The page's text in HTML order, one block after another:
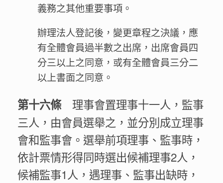
義務之其他重要事項。
辦理法人登記後，變更章程之決議，應
有全體會員過半數之出席，出席會員四
分三以上之同意，或有全體會員三分二
以上書面之同意。
第十六條理事會置理事十一人，監事
三人，由會員選舉之，並分別成立理事
會和監事會。選舉前項理事、監事時，
依計票情形得同時選出候補理事2人，
候補監事1人，遇理事、監事出缺時，